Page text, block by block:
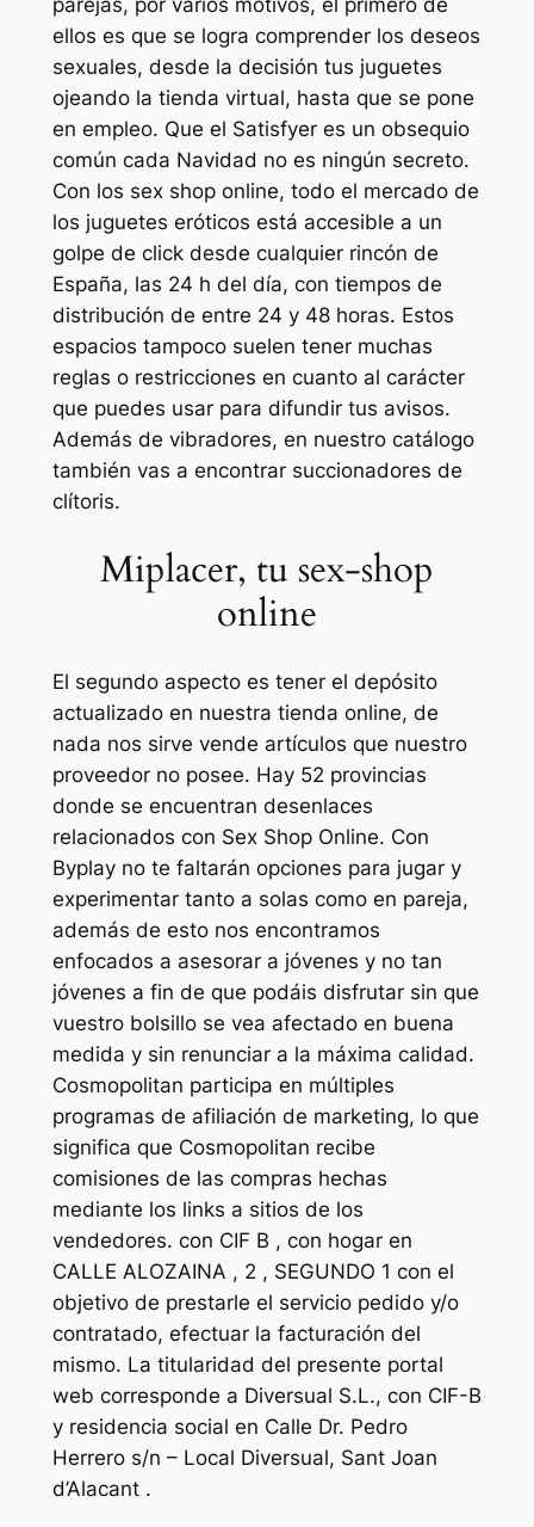
parejas, por varios motivos, el primero de
ellos es que se logra comprender los deseos
sexuales, desde la decisión tus juguetes
ojeando la tienda virtual, hasta que se pone
en empleo. Que el Satisfyer es un obsequio
común cada Navidad no es ningún secreto.
Con los sex shop online, todo el mercado de
los juguetes eróticos está accesible a un
golpe de click desde cualquier rincón de
España, las 24 h del día, con tiempos de
distribución de entre 24 y 48 horas. Estos
espacios tampoco suelen tener muchas
reglas o restricciones en cuanto al carácter
que puedes usar para difundir tus avisos.
Además de vibradores, en nuestro catálogo
también vas a encontrar succionadores de
clítoris.
Miplacer, tu sex-shop
online
El segundo aspecto es tener el depósito
actualizado en nuestra tienda online, de
nada nos sirve vende artículos que nuestro
proveedor no posee. Hay 52 provincias
donde se encuentran desenlaces
relacionados con Sex Shop Online. Con
Byplay no te faltarán opciones para jugar y
experimentar tanto a solas como en pareja,
además de esto nos encontramos
enfocados a asesorar a jóvenes y no tan
jóvenes a fin de que podáis disfrutar sin que
vuestro bolsillo se vea afectado en buena
medida y sin renunciar a la máxima calidad.
Cosmopolitan participa en múltiples
programas de afiliación de marketing, lo que
significa que Cosmopolitan recibe
comisiones de las compras hechas
mediante los links a sitios de los
vendedores. con CIF B , con hogar en
CALLE ALOZAINA , 2 , SEGUNDO 1 con el
objetivo de prestarle el servicio pedido y/o
contratado, efectuar la facturación del
mismo. La titularidad del presente portal
web corresponde a Diversual S.L., con CIF-B
y residencia social en Calle Dr. Pedro
Herrero s/n – Local Diversual, Sant Joan
d’Alacant .